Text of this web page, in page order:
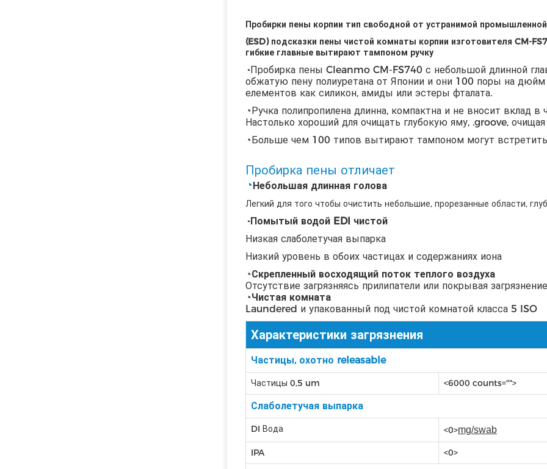
Пробирки пены корпии тип свободной от устранимой
(ESD) подсказки пены чистой комнаты корпии изготовителя CM-
гибкие главные вытирают тампоном ручку
◔Пробирка пены Cleanmo CM-FS740 с небольшой длинной
обжатую пену полиуретана от Японии и они 100 поры на
елементов как силикон, амиды или эстеры фталата.
◔Ручка полипропилена длинна, компактна и не вносит вклад в
Настолько хороший для очищать глубокую яму, .groove,
◔Больше чем 100 типов вытирают тампоном могут
Пробирка пены отличает
◔Небольшая длинная голова
Легкий для того чтобы очистить небольшие, прорезанные области,
◔Помытый водой EDI чистой
Низкая слаболетучая выпарка
Низкий уровень в обоих частицах и содержаниях иона
◔Скрепленный восходящий поток теплого воздуха
Отсутствие загрязняясь прилипатели или покрывая
◔Чистая комната
Laundered и упакованный под чистой комнатой класса 5 ISO
Характеристики загрязнения
Частицы, охотно releasable
Частицы 0,5 um <6000 counts="">
Слаболетучая выпарка
DI Вода <0>mg/swab
IPA <0>